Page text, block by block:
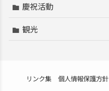
慶祝活動
観光
リンク集 個人情報保護方針